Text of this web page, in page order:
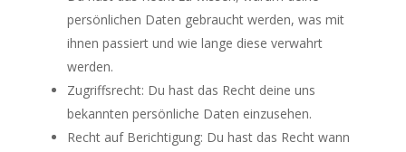
persönlichen Daten gebraucht werden, was mit
ihnen passiert und wie lange diese verwahrt
werden.
Zugriffsrecht: Du hast das Recht deine uns
bekannten persönliche Daten einzusehen.
Recht auf Berichtigung: Du hast das Recht wann